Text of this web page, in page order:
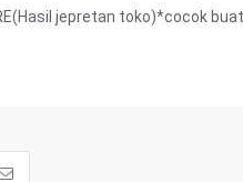
jepretan toko)*cocok